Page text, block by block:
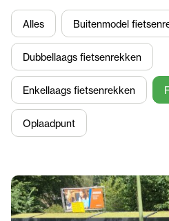
Alles Buitenmodel
Dubbellaags fietsenrekken
Enkellaags fietsenrekken
Oplaadpunt